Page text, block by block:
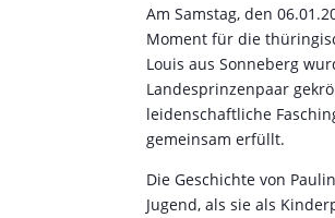
Am Samstag, den
Moment für die
Louis aus Sonneberg
Landesprinzenpaar
leidenschaftliche
gemeinsam erfüllt.
Die Geschichte von
Jugend, als sie als